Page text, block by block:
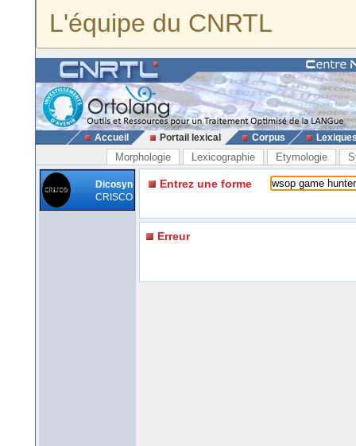
L'équipe du CNRTL
Accueil Portail lexical Corpus
Morphologie Lexicographie Etymologie
Dicosyn
CRISCO
Entrez une forme
Erreur